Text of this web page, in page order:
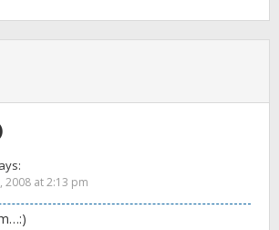
2008 at 2:13 pm